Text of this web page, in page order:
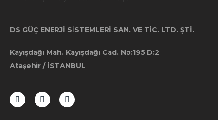
DS GÜÇ ENERJİ SİSTEMLERİ SAN. VE TİC. LTD. ŞTİ.
Kayışdağı Mah. Kayışdağı Cad. No:195 D:2
Ataşehir / İSTANBUL